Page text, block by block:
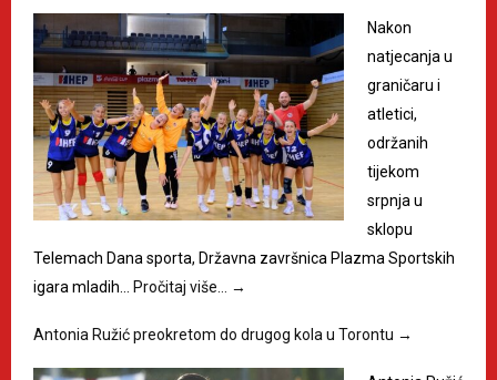
Nakon
natjecanja u
graničaru i
atletici,
održanih
tijekom
srpnja u
sklopu
Telemach Dana sporta, Državna završnica Plazma Sportskih
igara mladih… Pročitaj više… →
Antonia Ružić preokretom do drugog kola u Torontu →